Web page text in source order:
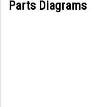
Parts Diagrams